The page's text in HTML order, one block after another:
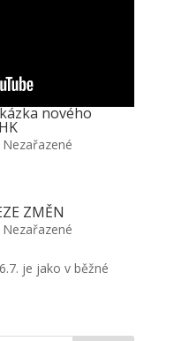
nového
Nezařazené
ZMĚN
Nezařazené
je jako v běžné